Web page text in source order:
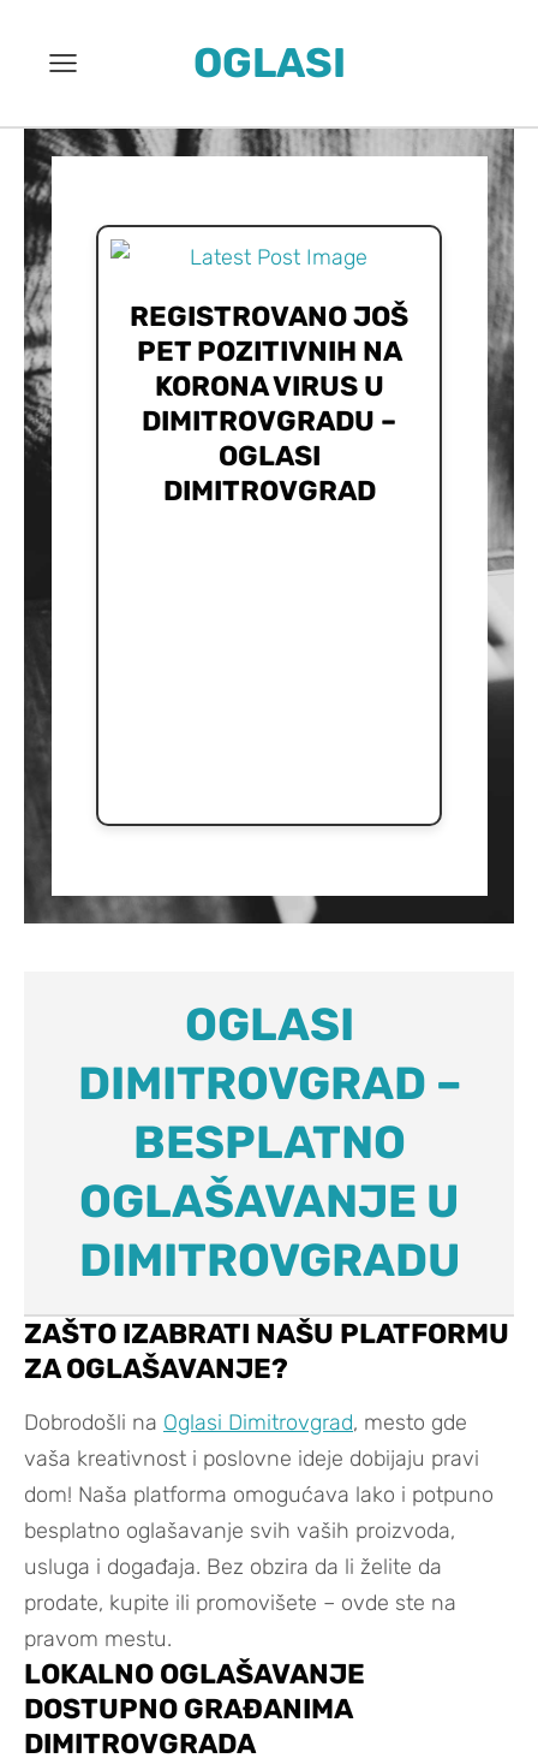
OGLASI
REGISTROVANO JOŠ
PET POZITIVNIH NA
KORONA VIRUS U
DIMITROVGRADU –
OGLASI
DIMITROVGRAD
OGLASI
DIMITROVGRAD –
BESPLATNO
OGLAŠAVANJE U
DIMITROVGRADU
ZAŠTO IZABRATI NAŠU PLATFORMU
ZA OGLAŠAVANJE?
Dobrodošli na Oglasi Dimitrovgrad, mesto gde
vaša kreativnost i poslovne ideje dobijaju pravi
dom! Naša platforma omogućava lako i potpuno
besplatno oglašavanje svih vaših proizvoda,
usluga i događaja. Bez obzira da li želite da
prodate, kupite ili promovišete – ovde ste na
pravom mestu.
LOKALNO OGLAŠAVANJE
DOSTUPNO GRAĐANIMA
DIMITROVGRADA